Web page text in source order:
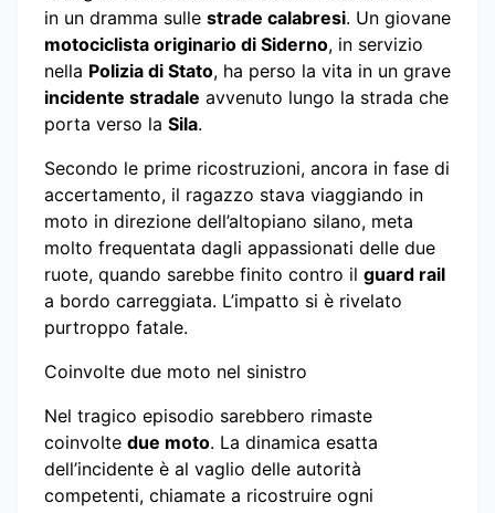
in un dramma sulle strade calabresi. Un giovane
motociclista originario di Siderno, in servizio
nella Polizia di Stato, ha perso la vita in un grave
incidente stradale avvenuto lungo la strada che
porta verso la Sila.
Secondo le prime ricostruzioni, ancora in fase di
accertamento, il ragazzo stava viaggiando in
moto in direzione dell’altopiano silano, meta
molto frequentata dagli appassionati delle due
ruote, quando sarebbe finito contro il guard rail
a bordo carreggiata. L’impatto si è rivelato
purtroppo fatale.
Coinvolte due moto nel sinistro
Nel tragico episodio sarebbero rimaste
coinvolte due moto. La dinamica esatta
dell’incidente è al vaglio delle autorità
competenti, chiamate a ricostruire ogni